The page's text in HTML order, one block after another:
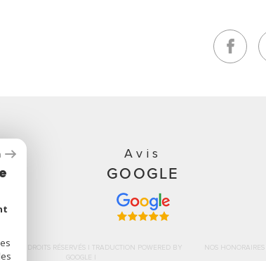
Avis
GOOGLE
TOUS DROITS RÉSERVÉS | TRADUCTION POWERED BY
GOOGLE |
NOS HONORAIRES